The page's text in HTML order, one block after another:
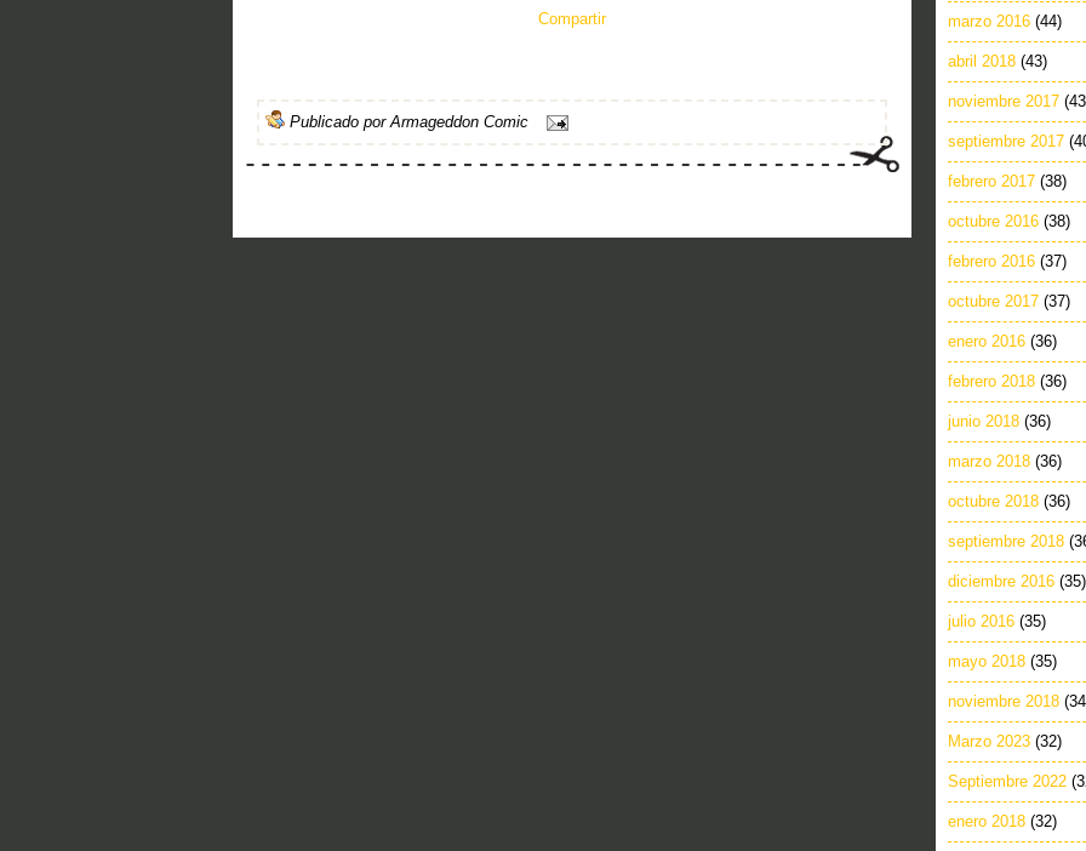
Compartir
Publicado porArmageddon Comic
marzo 2016 (44)
abril 2018 (43)
noviembre 2017
septiembre 2017
febrero 2017 (38)
octubre 2016 (38)
febrero 2016 (37)
octubre 2017 (37)
enero 2016 (36)
febrero 2018 (36)
junio 2018 (36)
marzo 2018 (36)
octubre 2018 (36)
septiembre 2018
diciembre 2016 (35)
julio 2016 (35)
mayo 2018 (35)
noviembre 2018
Marzo 2023 (32)
Septiembre 2022
enero 2018 (32)